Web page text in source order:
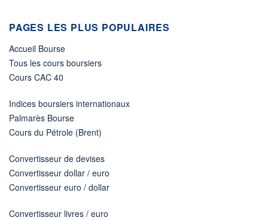
PAGES LES PLUS POPULAIRES
Accueil Bourse
Tous les cours boursiers
Cours CAC 40
Indices boursiers internationaux
Palmarès Bourse
Cours du Pétrole (Brent)
Convertisseur de devises
Convertisseur dollar / euro
Convertisseur euro / dollar
Convertisseur livres / euro